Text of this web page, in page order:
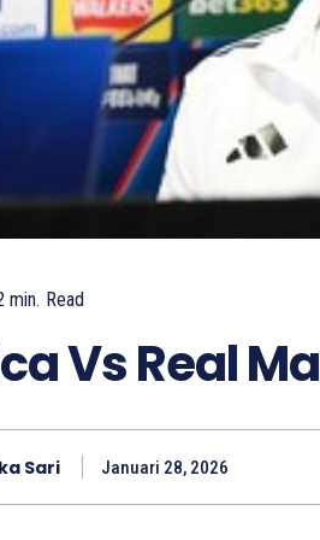
min. Read
Vs Real
Sari Januari 28, 2026